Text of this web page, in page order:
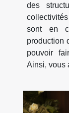
des
sont en
production
pouvoir
Ainsi, vous